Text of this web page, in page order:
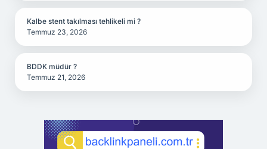
Kalbe stent takılması tehlikeli mi ?
Temmuz 23, 2026
BDDK müdür ?
Temmuz 21, 2026